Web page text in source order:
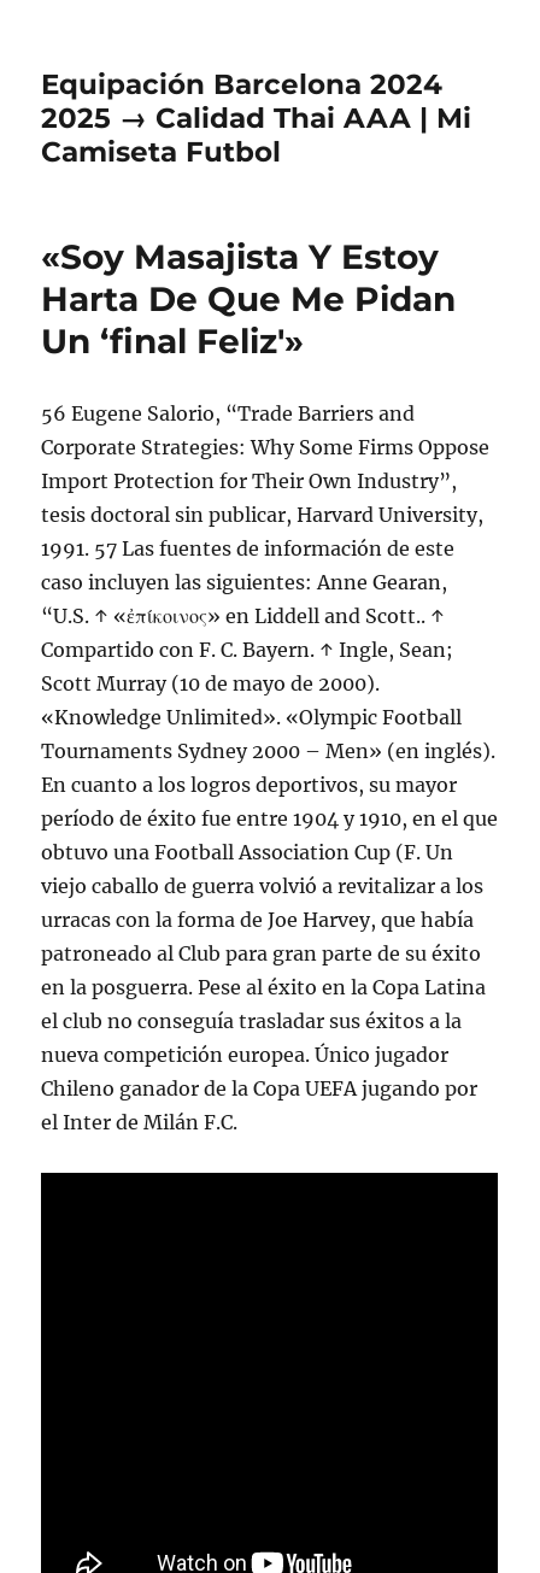
Equipación Barcelona 2024
2025 → Calidad Thai AAA | Mi
Camiseta Futbol
«Soy Masajista Y Estoy
Harta De Que Me Pidan
Un ‘final Feliz'»
56 Eugene Salorio, “Trade Barriers and
Corporate Strategies: Why Some Firms Oppose
Import Protection for Their Own Industry”,
tesis doctoral sin publicar, Harvard University,
1991. 57 Las fuentes de información de este
caso incluyen las siguientes: Anne Gearan,
“U.S. ↑ «ἐπίκοινος» en Liddell and Scott.. ↑
Compartido con F. C. Bayern. ↑ Ingle, Sean;
Scott Murray (10 de mayo de 2000).
«Knowledge Unlimited». «Olympic Football
Tournaments Sydney 2000 – Men» (en inglés).
En cuanto a los logros deportivos, su mayor
período de éxito fue entre 1904 y 1910, en el que
obtuvo una Football Association Cup (F. Un
viejo caballo de guerra volvió a revitalizar a los
urracas con la forma de Joe Harvey, que había
patroneado al Club para gran parte de su éxito
en la posguerra. Pese al éxito en la Copa Latina
el club no conseguía trasladar sus éxitos a la
nueva competición europea. Único jugador
Chileno ganador de la Copa UEFA jugando por
el Inter de Milán F.C.